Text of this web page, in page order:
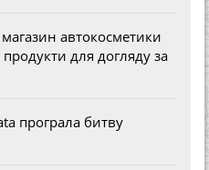
автокосметики
продукти для догляду за
програла битву